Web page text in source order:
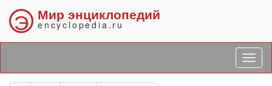
Э Мир энциклопедий
encyclopedia.ru